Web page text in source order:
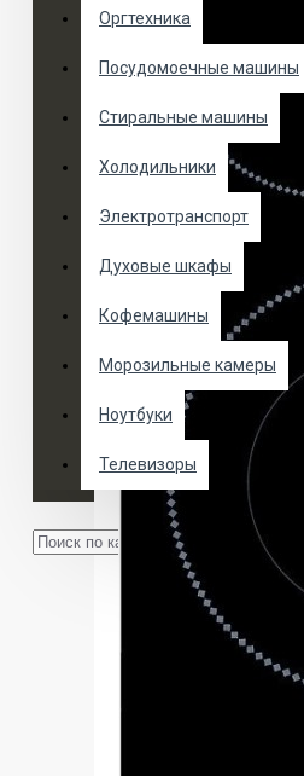
Оргтехника
Посудомоечные машины
Стиральные машины
Холодильники
Электротранспорт
Духовые шкафы
Кофемашины
Морозильные камеры
Ноутбуки
Телевизоры